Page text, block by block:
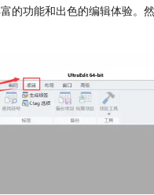
的功能和出色的编辑体验。
用程序错误的问题，这不仅影响
止UE编辑器报错的实用技巧
无阻。...